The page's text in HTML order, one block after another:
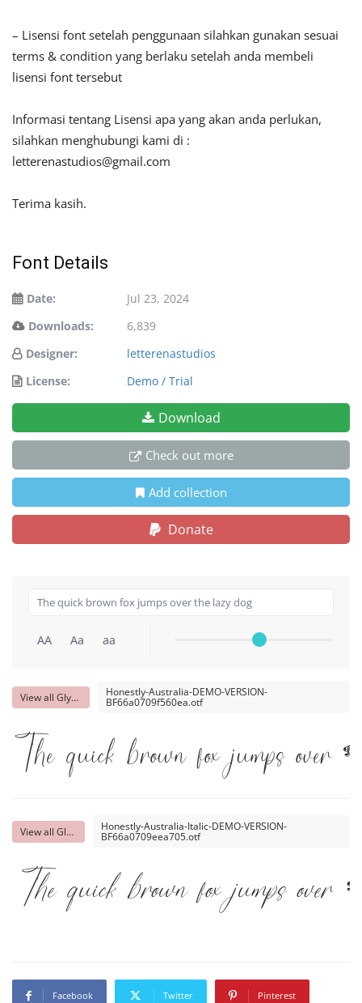
– Lisensi font setelah penggunaan silahkan gunakan sesuai
terms & condition yang berlaku setelah anda membeli
lisensi font tersebut
Informasi tentang Lisensi apa yang akan anda perlukan,
silahkan menghubungi kami di :
letterenastudios@gmail.com
Terima kasih.
Font Details
Date:
Jul 23, 2024
Downloads:
6,839
Designer:
letterenastudios
License:
Demo / Trial
Download
Check out more
Add collection
Donate
AA Aa aa
View all Glyphs Honestly-Australia-DEMO-VERSION-
BF66a0709f560ea.otf
The quick brown fox jumps
View all Glyphs Honestly-Australia-Italic-DEMO-VERSION-
BF66a0709eea705.otf
The quick brown fox jumps
Facebook Twitter Pinterest